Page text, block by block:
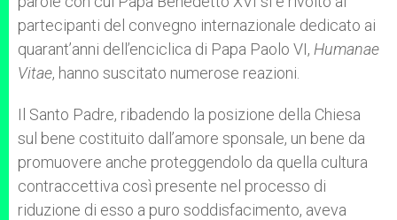
partecipanti del convegno internazionale dedicato ai
quarant’anni dell’enciclica di Papa Paolo VI, Humanae
Vitae, hanno suscitato numerose reazioni.
Il Santo Padre, ribadendo la posizione della Chiesa
sul bene costituito dall’amore sponsale, un bene da
promuovere anche proteggendolo da quella cultura
contraccettiva così presente nel processo di
riduzione di esso a puro soddisfacimento, aveva